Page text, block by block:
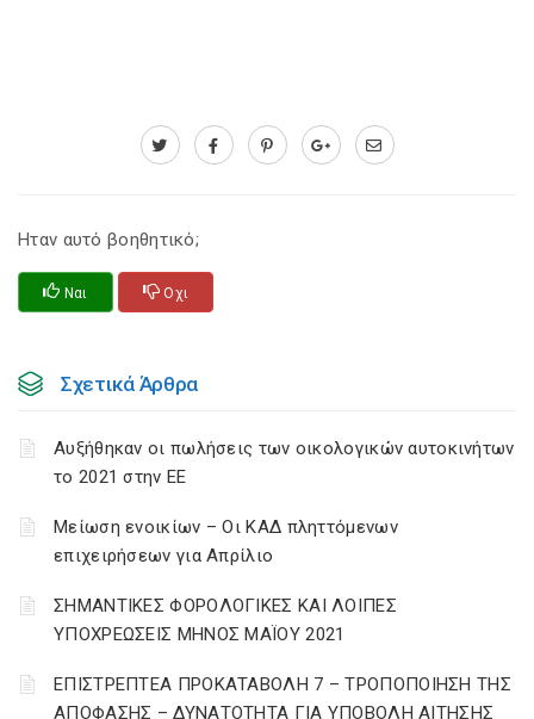
Ηταν αυτό βοηθητικό;
Ναι Οχι
Σχετικά Άρθρα
Αυξήθηκαν οι πωλήσεις των οικολογικών αυτοκινήτων
το 2021 στην ΕΕ
Μείωση ενοικίων – Οι ΚΑΔ πληττόμενων
επιχειρήσεων για Απρίλιο
ΣΗΜΑΝΤΙΚΕΣ ΦΟΡΟΛΟΓΙΚΕΣ ΚΑΙ ΛΟΙΠΕΣ
ΥΠΟΧΡΕΩΣΕΙΣ ΜΗΝΟΣ ΜΑΪΟΥ 2021
ΕΠΙΣΤΡΕΠΤΕΑ ΠΡΟΚΑΤΑΒΟΛΗ 7 – ΤΡΟΠΟΠΟΙΗΣΗ ΤΗΣ
ΑΠΟΦΑΣΗΣ – ΔΥΝΑΤΟΤΗΤΑ ΓΙΑ ΥΠΟΒΟΛΗ ΑΙΤΗΣΗΣ